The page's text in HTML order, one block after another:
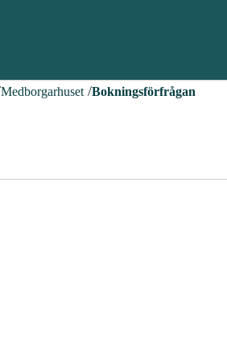
Medborgarhuset Bokningsförfrågan